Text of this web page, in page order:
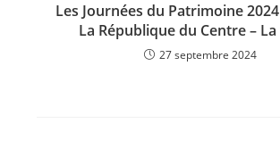
Les Journées du Patrimoine
La République du Centre – La
27 septembre 2024